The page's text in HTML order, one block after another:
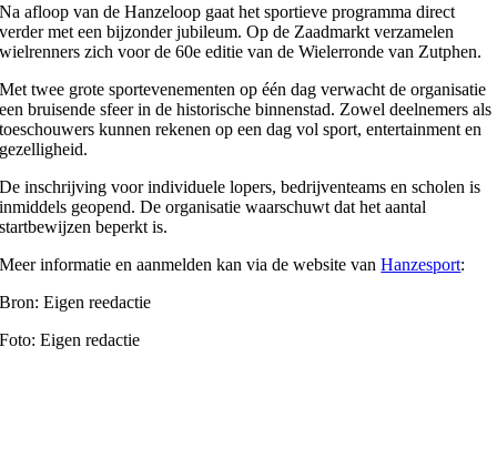
Na afloop van de Hanzeloop gaat het sportieve programma direct
verder met een bijzonder jubileum. Op de Zaadmarkt verzamelen
wielrenners zich voor de 60e editie van de Wielerronde van Zutphen.
Met twee grote sportevenementen op één dag verwacht de organisatie
een bruisende sfeer in de historische binnenstad. Zowel deelnemers als
toeschouwers kunnen rekenen op een dag vol sport, entertainment en
gezelligheid.
De inschrijving voor individuele lopers, bedrijventeams en scholen is
inmiddels geopend. De organisatie waarschuwt dat het aantal
startbewijzen beperkt is.
Meer informatie en aanmelden kan via de website vanHanzesport:
Bron: Eigen reedactie
Foto: Eigen redactie